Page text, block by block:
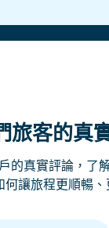
旅客的真
的真實評論，了
讓旅程更順暢、